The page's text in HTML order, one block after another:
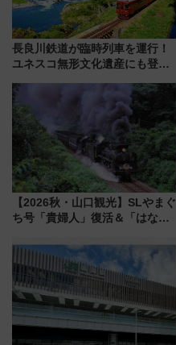
長良川鉄道が臨時列車を運行！
ユネスコ無形文化遺産にも登録
に 乗車には予約が必要
【2026秋・山口観光】SLやまぐ
ち号「貴婦人」復活＆「はなあ
注目観光列車まとめ きっぷの取
り方は？